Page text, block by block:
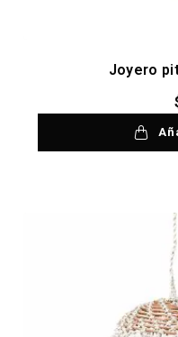
Joyero